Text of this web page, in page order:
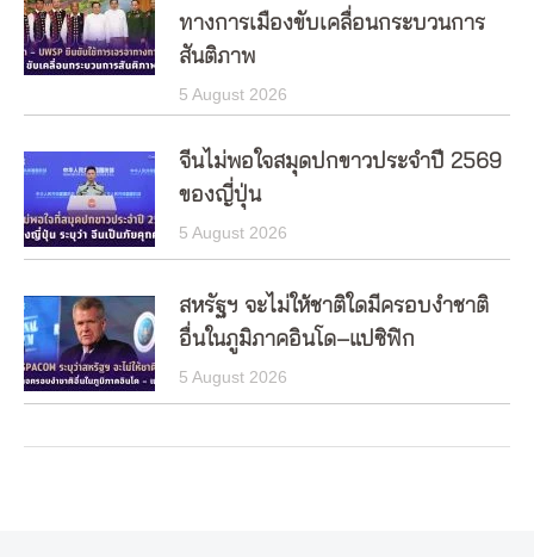
ทางการเมืองขับเคลื่อนกระบวนการ
สันติภาพ
5 August 2026
จีนไม่พอใจสมุดปกขาวประจำปี 2569
ของญี่ปุ่น
5 August 2026
สหรัฐฯ จะไม่ให้ชาติใดมีครอบงำชาติ
อื่นในภูมิภาคอินโด–แปซิฟิก
5 August 2026